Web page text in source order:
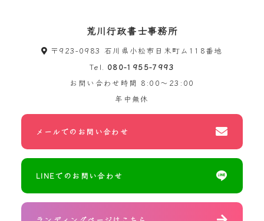
荒川行政書士事務所
〒923-0983 石川県小松市日末町ム118番地
Tel. 080-1955-7993
お問い合わせ時間 8:00～23:00
年中無休
メールでのお問い合わせ
LINEでのお問い合わせ